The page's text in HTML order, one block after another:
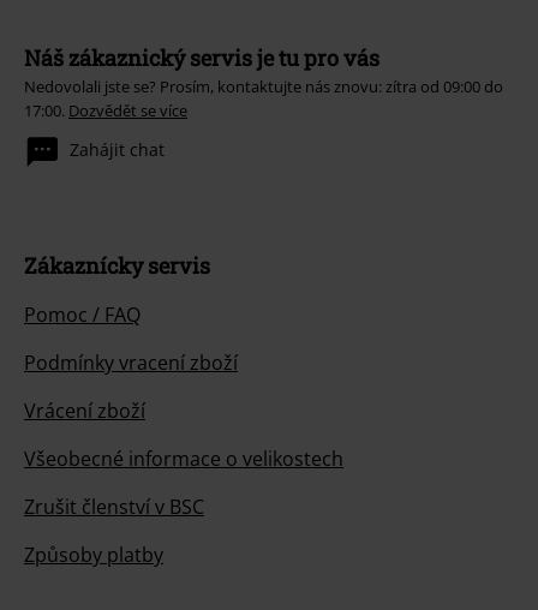
Náš zákaznický servis je tu pro vás
Nedovolali jste se? Prosím, kontaktujte nás znovu: zítra od 09:00 do
17:00. Dozvědět se více
Zahájit chat
Zákaznícky servis
Pomoc / FAQ
Podmínky vracení zboží
Vrácení zboží
Všeobecné informace o velikostech
Zrušit členství v BSC
Způsoby platby